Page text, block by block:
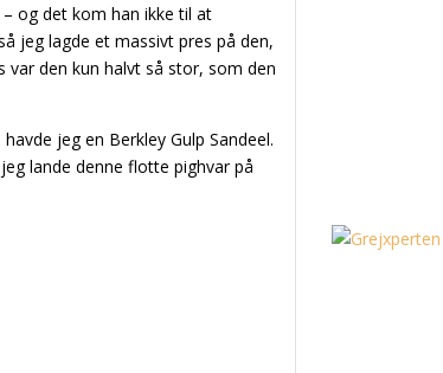
og det kom han ikke til at
jeg lagde et massivt pres på den,
var den kun halvt så stor, som den
jeg en Berkley Gulp Sandeel.
lande denne flotte pighvar på